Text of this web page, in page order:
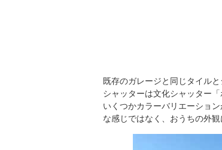
既存のガレージと同じタイル
シャッターは文化シャッター「
いくつかカラーバリエーショ
な感じではなく、おうちの外